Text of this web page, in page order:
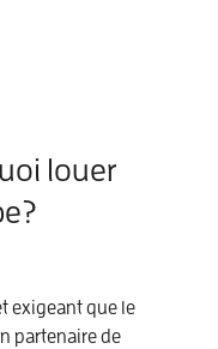
louer
exigeant que le
partenaire de